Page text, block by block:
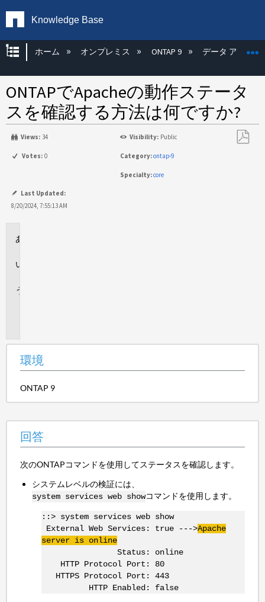
Knowledge Base
グローバル階層を展開/折りたたむ
ホーム オンプレミス ONTAP 9 データ アクセス
ONTAPでApacheの動作ステータ
スを確認する方法は何ですか?
Views: 34 Visibility: Public
Votes: 0 Category:ontap-9
Specialty:core
Last Updated:
8/20/2024, 7:55:13 AM
環境
ONTAP 9
回答
次のONTAPコマンドを使用してステータスを確認します。
システムレベルの検証には、
system services web showコマンドを使用します。
::> system services web show
External Web Services: true --->Apache
server is online
Status: online
HTTP Protocol Port: 80
HTTPS Protocol Port: 443
HTTP Enabled: false